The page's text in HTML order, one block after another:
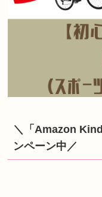
＼「Amazon
ンペーン中／